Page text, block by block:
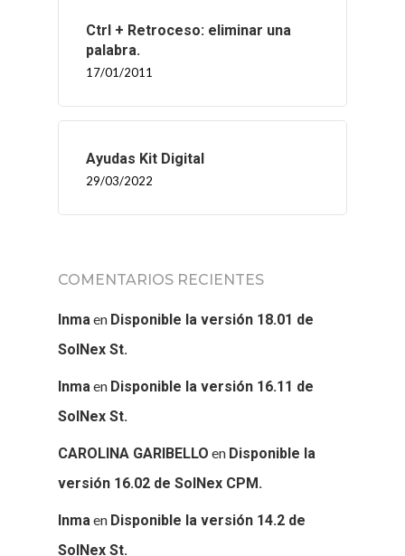
Ctrl + Retroceso: eliminar una
palabra.
17/01/2011
Ayudas Kit Digital
29/03/2022
COMENTARIOS RECIENTES
Inmaen Disponible la versión 18.01 de
SolNex St.
Inmaen Disponible la versión 16.11 de
SolNex St.
CAROLINA GARIBELLO en Disponible la
versión 16.02 de SolNex CPM.
Inmaen Disponible la versión 14.2 de
SolNex St.